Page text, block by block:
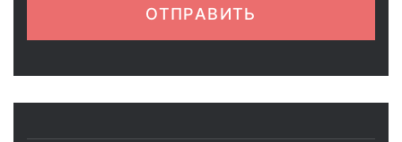
ОТПРАВИТЬ